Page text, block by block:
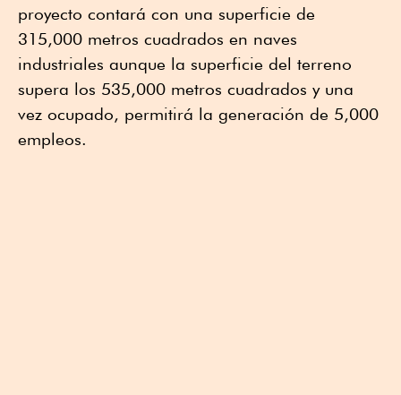
proyecto contará con una superficie de
315,000 metros cuadrados en naves
industriales aunque la superficie del terreno
supera los 535,000 metros cuadrados y una
vez ocupado, permitirá la generación de 5,000
empleos.